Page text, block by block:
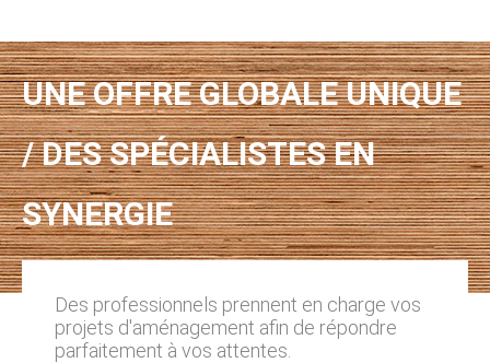
UNE OFFRE GLOBALE UNIQUE
/ DES SPÉCIALISTES EN
SYNERGIE
Des professionnels prennent en charge vos
projets d'aménagement afin de répondre
parfaitement à vos attentes.